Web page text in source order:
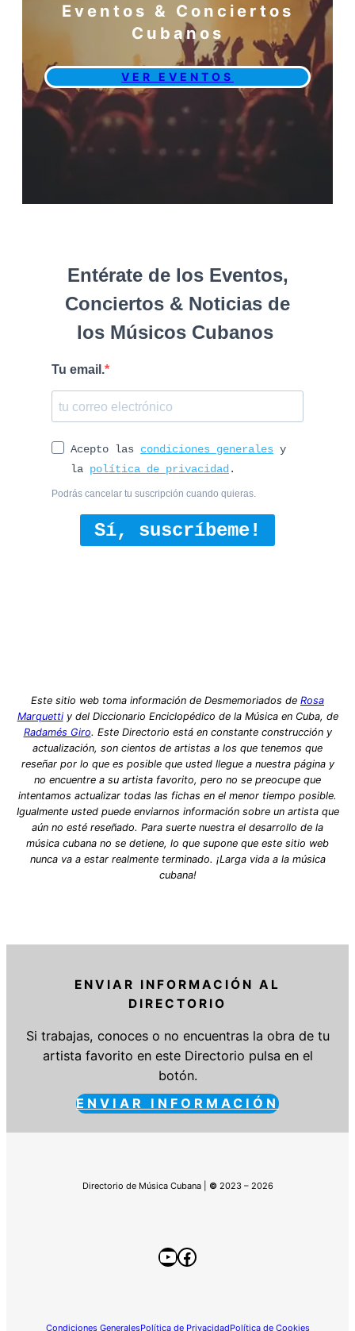
Eventos & Conciertos
Cubanos
VER EVENTOS
Entérate de los Eventos,
Conciertos & Noticias de
los Músicos Cubanos
Tu email.
Acepto las condiciones generales y
la política de privacidad .
Podrás cancelar tu suscripción cuando quieras.
Sí, suscríbeme!
Este sitio web toma información de Desmemoriados de Rosa
Marquettiy del Diccionario Enciclopédico de la Música en Cuba, de
Radamés Giro. Este Directorio está en constante construcción y
actualización, son cientos de artistas a los que tenemos que
reseñar por lo que es posible que usted llegue a nuestra página y
no encuentre a su artista favorito, pero no se preocupe que
intentamos actualizar todas las fichas en el menor tiempo posible.
Igualmente usted puede enviarnos información sobre un artista que
aún no esté reseñado. Para suerte nuestra el desarrollo de la
música cubana no se detiene, lo que supone que este sitio web
nunca va a estar realmente terminado. ¡Larga vida a la música
cubana!
ENVIAR INFORMACIÓN AL
DIRECTORIO
Si trabajas, conoces o no encuentras la obra de tu
artista favorito en este Directorio pulsa en el
botón.
ENVIAR INFORMACIÓN
Directorio de Música Cubana | © 2023 – 2026
YouTube
Facebook
Condiciones GeneralesPolítica de PrivacidadPolítica de Cookies